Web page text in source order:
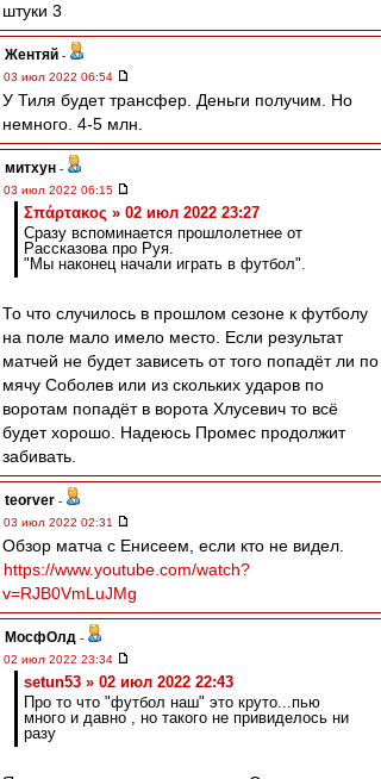
штуки 3
Жентяй -
03 июл 2022 06:54
У Тиля будет трансфер. Деньги получим. Но
немного. 4-5 млн.
митхун -
03 июл 2022 06:15
Σπάρτακος » 02 июл 2022 23:27
Сразу вспоминается прошлолетнее от
Рассказова про Руя.
"Мы наконец начали играть в футбол".
То что случилось в прошлом сезоне к футболу
на поле мало имело место. Если результат
матчей не будет зависеть от того попадёт ли по
мячу Соболев или из скольких ударов по
воротам попадёт в ворота Хлусевич то всё
будет хорошо. Надеюсь Промес продолжит
забивать.
teorver -
03 июл 2022 02:31
Обзор матча с Енисеем, если кто не видел.
https://www.youtube.com/watch?
v=RJB0VmLuJMg
МосфОлд -
02 июл 2022 23:34
setun53 » 02 июл 2022 22:43
Про то что "футбол наш" это круто...пью
много и давно , но такого не привиделось ни
разу